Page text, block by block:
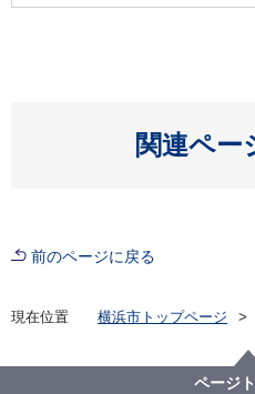
関連ペー
前のページに戻る
現在位置 横浜市トップページ
広報よこはま鶴見区版
ページ